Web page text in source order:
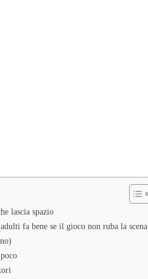
lascia spazio
fa bene se il gioco non ruba la scena